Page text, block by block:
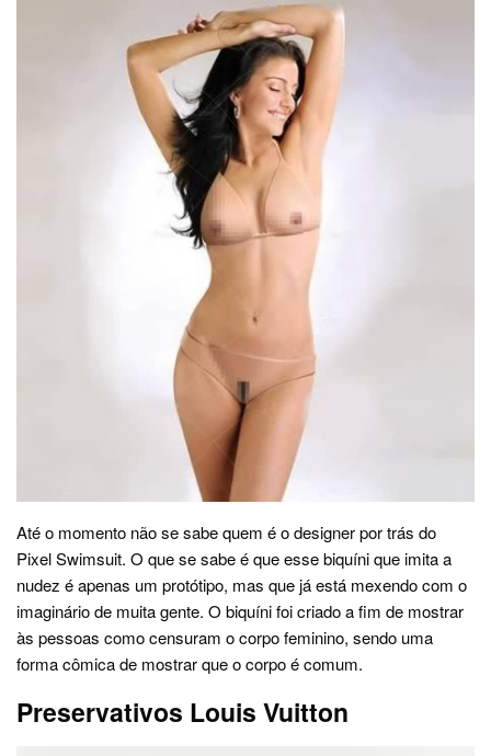
Até o momento não se sabe quem é o designer por trás do
Pixel Swimsuit. O que se sabe é que esse biquíni que imita a
nudez é apenas um protótipo, mas que já está mexendo com o
imaginário de muita gente. O biquíni foi criado a fim de mostrar
às pessoas como censuram o corpo feminino, sendo uma
forma cômica de mostrar que o corpo é comum.
Preservativos Louis Vuitton